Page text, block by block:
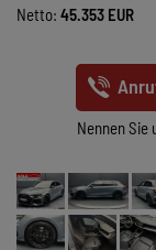
MARKENWELT
UNTERNEHMEN
KONTAKT
Netto: 45.353 EUR
Nennen Sie